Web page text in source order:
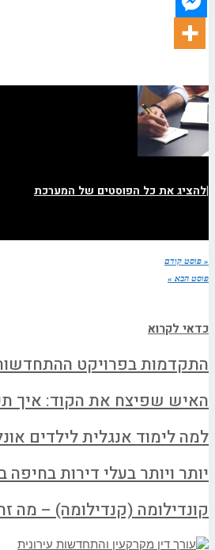
|להציג את כל הפוסטים של המערכת
« פוסט קודם
פוסט הבא »
כדאי לקרוא
התקדמות בפרויקט ההתחדשות
האיש שפיצח את הקוד: איך
למה לימוד אנגלית לילדים
יותר ויותר בעלי דירות
קונדילומה (קנדילומה) – מה